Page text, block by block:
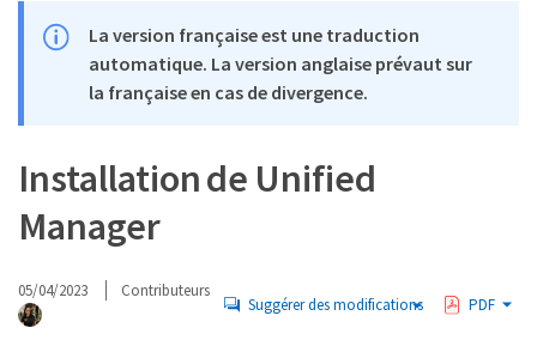
La version française est une traduction
automatique. La version anglaise prévaut sur
la française en cas de divergence.
Installation de Unified
Manager
05/04/2023 Contributeurs
Suggérer des modifications PDF